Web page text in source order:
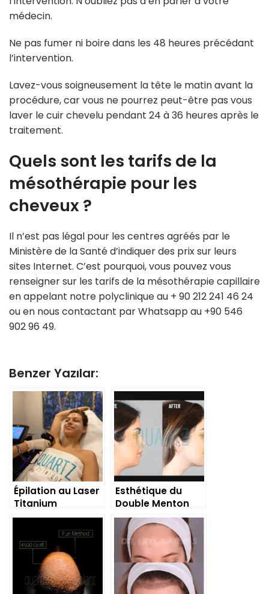
médecin.
Ne pas fumer ni boire dans les 48 heures précédant
l’intervention.
Lavez-vous soigneusement la tête le matin avant la
procédure, car vous ne pourrez peut-être pas vous
laver le cuir chevelu pendant 24 à 36 heures après le
traitement.
Quels sont les tarifs de la
mésothérapie pour les
cheveux ?
Il n’est pas légal pour les centres agréés par le
Ministère de la Santé d’indiquer des prix sur leurs
sites Internet. C’est pourquoi, vous pouvez vous
renseigner sur les tarifs de la mésothérapie capillaire
en appelant notre polyclinique au + 90 212 241 46 24
ou en nous contactant par Whatsapp au +90 546
902 96 49.
Benzer Yazılar:
Épilation au Laser
Titanium
Esthétique du
Double Menton